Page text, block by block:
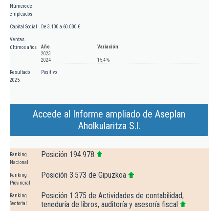
Número de
empleados
Capital Social De 3.100 a 60.000 €
Ventas
últimos años
Año
Variación
2023
2024
15,4 %
Resultado
2025
Positivo
Accede al Informe ampliado de Aseplan
Aholkularitza S.l.
Ranking
Nacional
Posición 194.978
Ranking
Provincial
Posición 3.573 de Gipuzkoa
Ranking
Sectorial
Posición 1.375 de Actividades de contabilidad,
teneduría de libros, auditoría y asesoría fiscal